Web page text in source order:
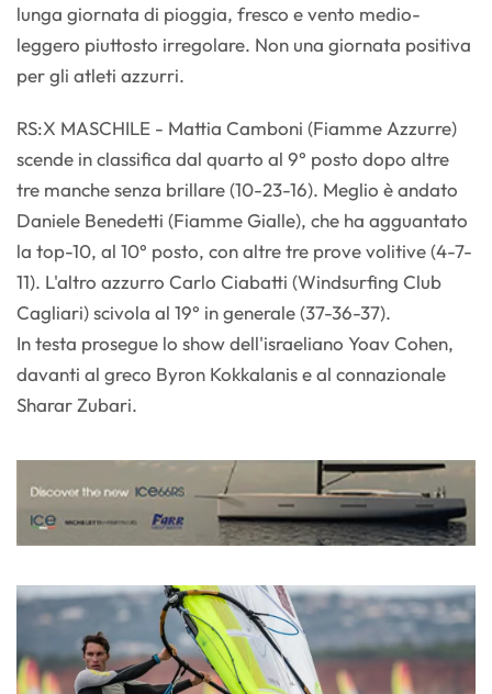
lunga giornata di pioggia, fresco e vento medio-
leggero piuttosto irregolare. Non una giornata positiva
per gli atleti azzurri.
RS:X MASCHILE - Mattia Camboni (Fiamme Azzurre)
scende in classifica dal quarto al 9° posto dopo altre
tre manche senza brillare (10-23-16). Meglio è andato
Daniele Benedetti (Fiamme Gialle), che ha agguantato
la top-10, al 10° posto, con altre tre prove volitive (4-7-
11). L'altro azzurro Carlo Ciabatti (Windsurfing Club
Cagliari) scivola al 19° in generale (37-36-37).
In testa prosegue lo show dell'israeliano Yoav Cohen,
davanti al greco Byron Kokkalanis e al connazionale
Sharar Zubari.